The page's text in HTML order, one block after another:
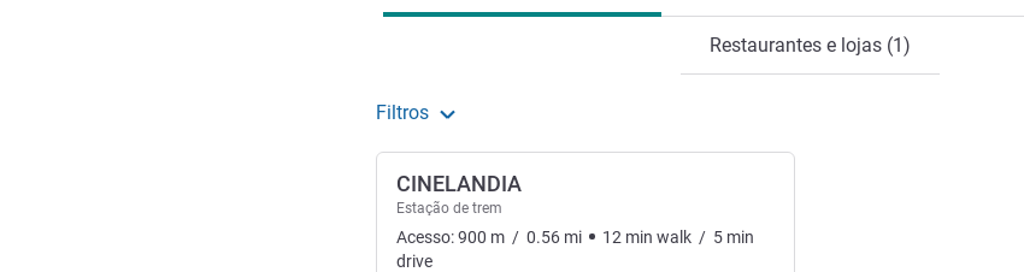
Restaurantes e lojas (1)
Filtros
CINELANDIA
Estação de trem
Acesso:900 m / 0.56 mi 12 min walk / 5 min
drive